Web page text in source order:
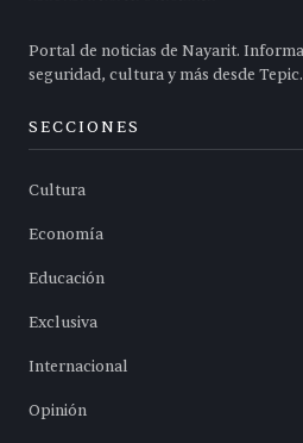
Portal de noticias de Nayarit.
seguridad, cultura y más desde Tepic.
SECCIONES
Cultura
Economía
Educación
Exclusiva
Internacional
Opinión